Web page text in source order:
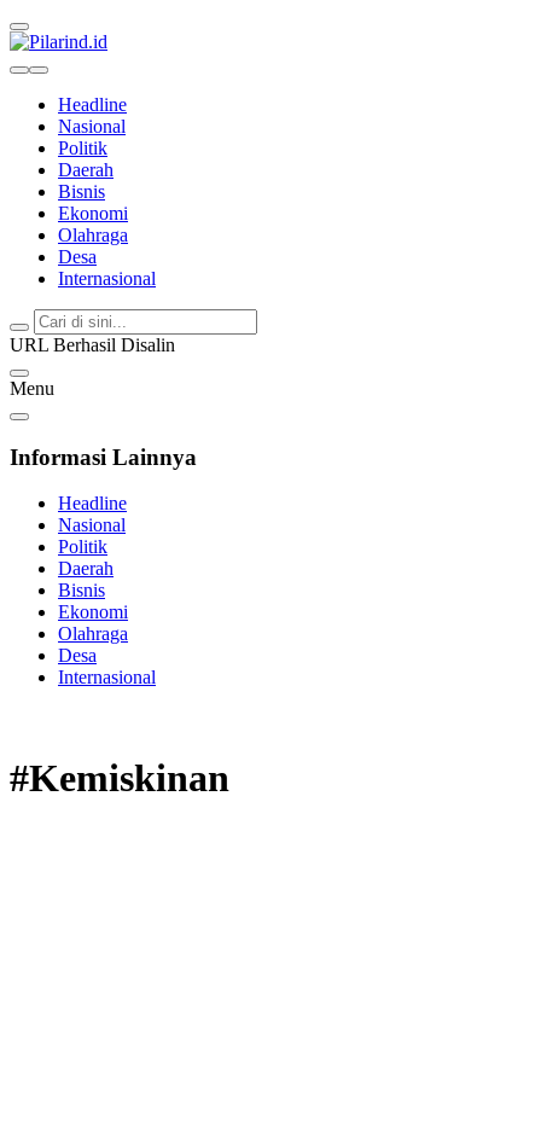
Headline
Nasional
Politik
Daerah
Bisnis
Ekonomi
Olahraga
Desa
Internasional
URL Berhasil Disalin
Menu
Informasi Lainnya
Headline
Nasional
Politik
Daerah
Bisnis
Ekonomi
Olahraga
Desa
Internasional
#Kemiskinan